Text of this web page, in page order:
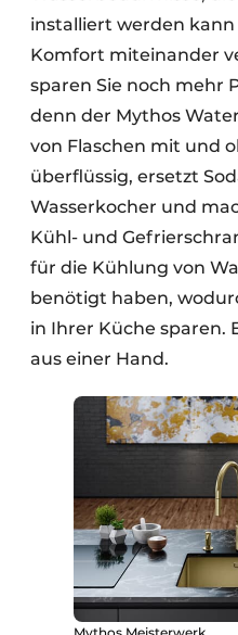
installiert werden
Komfort miteinander
sparen Sie noch mehr
denn der Mythos
von Flaschen mit und
überflüssig, ersetzt
Wasserkocher und
Kühl- und
für die Kühlung von
benötigt haben,
in Ihrer Küche sparen.
aus einer Hand.